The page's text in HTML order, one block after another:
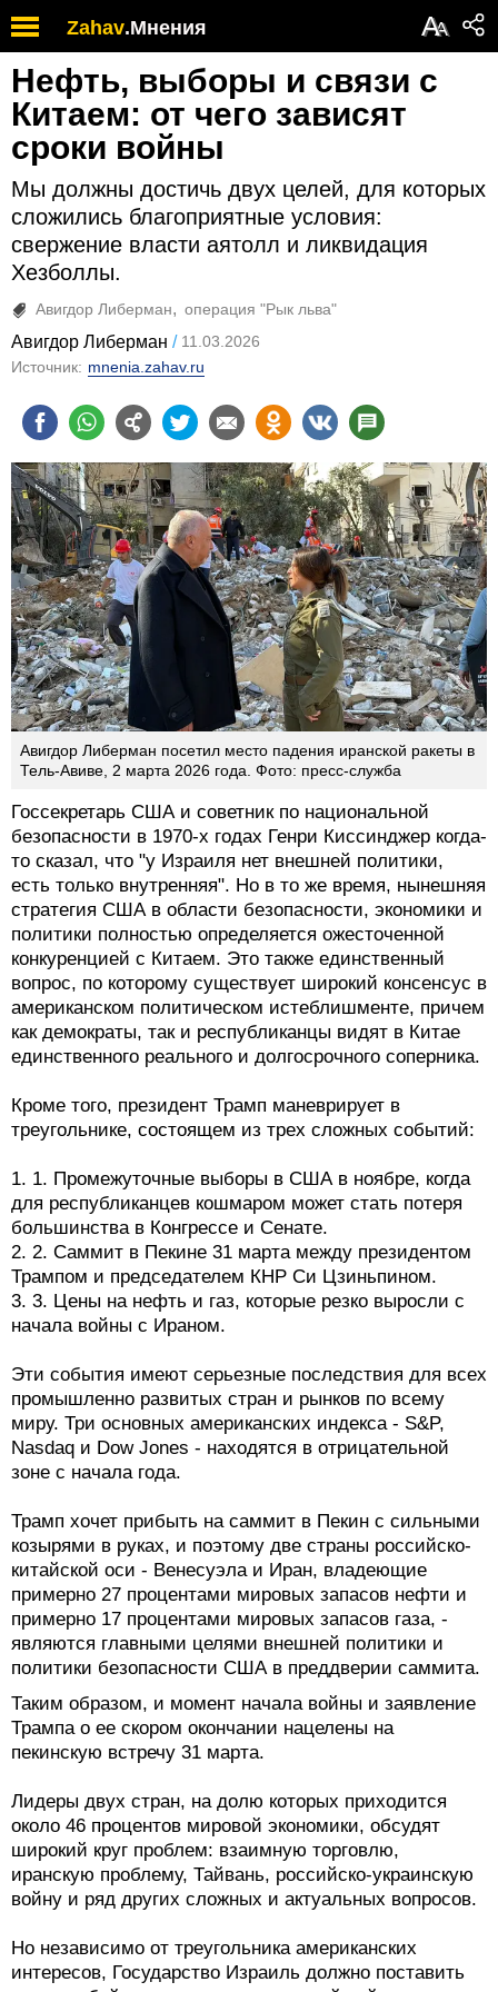
Zahav.Мнения АА
Нефть, выборы и связи с
Китаем: от чего зависят
сроки войны
Мы должны достичь двух целей, для которых
сложились благоприятные условия:
свержение власти аятолл и ликвидация
Хезболлы.
Авигдор Либерман операция "Рык льва"
Авигдор Либерман
11.03.2026
Источник: mnenia.zahav.ru
Авигдор Либерман посетил место падения иранской ракеты в
Тель-Авиве, 2 марта 2026 года. Фото: пресс-служба
Госсекретарь США и советник по национальной
безопасности в 1970-х годах Генри Киссинджер когда-
то сказал, что "у Израиля нет внешней политики,
есть только внутренняя". Но в то же время, нынешняя
стратегия США в области безопасности, экономики и
политики полностью определяется ожесточенной
конкуренцией с Китаем. Это также единственный
вопрос, по которому существует широкий консенсус в
американском политическом истеблишменте, причем
как демократы, так и республиканцы видят в Китае
единственного реального и долгосрочного соперника.
Кроме того, президент Трамп маневрирует в
треугольнике, состоящем из трех сложных событий:
1. 1.⁠ ⁠Промежуточные выборы в США в ноябре, когда
для республиканцев кошмаром может стать потеря
большинства в Конгрессе и Сенате.
2. 2.⁠ ⁠Саммит в Пекине 31 марта между президентом
Трампом и председателем КНР Си Цзиньпином.
3. 3.⁠ ⁠Цены на нефть и газ, которые резко выросли с
начала войны с Ираном.
Эти события имеют серьезные последствия для всех
промышленно развитых стран и рынков по всему
миру. Три основных американских индекса - S&P,
Nasdaq и Dow Jones - находятся в отрицательной
зоне с начала года.
Трамп хочет прибыть на саммит в Пекин с сильными
козырями в руках, и поэтому две страны российско-
китайской оси - Венесуэла и Иран, владеющие
примерно 27 процентами мировых запасов нефти и
примерно 17 процентами мировых запасов газа, -
являются главными целями внешней политики и
политики безопасности США в преддверии саммита.
Таким образом, и момент начала войны и заявление
Трампа о ее скором окончании нацелены на
пекинскую встречу 31 марта.
Лидеры двух стран, на долю которых приходится
около 46 процентов мировой экономики, обсудят
широкий круг проблем: взаимную торговлю,
иранскую проблему, Тайвань, российско-украинскую
войну и ряд других сложных и актуальных вопросов.
Но независимо от треугольника американских
интересов, Государство Израиль должно поставить